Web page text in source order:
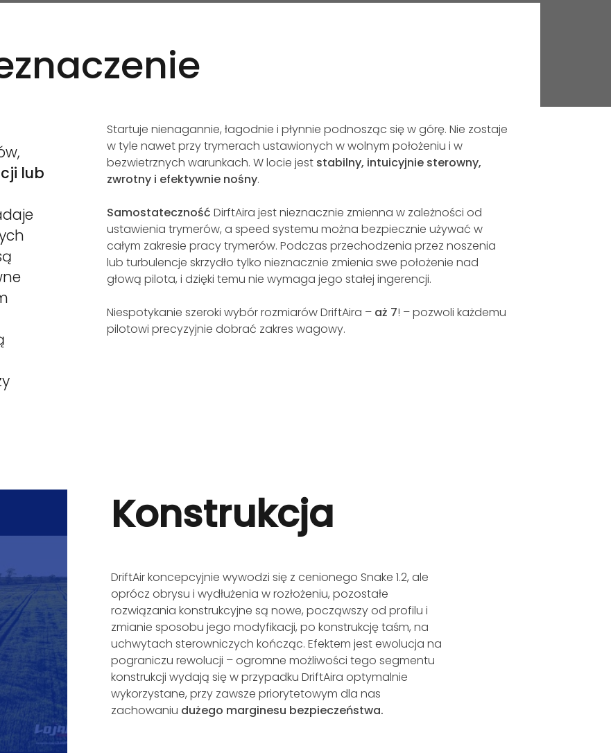
lub
Startuje nienagannie, łagodnie i płynnie podnosząc się w górę. Nie zostaje
w tyle nawet przy trymerach ustawionych w wolnym położeniu i w
bezwietrznych warunkach. W locie jest stabilny, intuicyjnie sterowny,
zwrotny i efektywnie nośny.
Samostateczność DirftAira jest nieznacznie zmienna w zależności od
ustawienia trymerów, a speed systemu można bezpiecznie używać w
całym zakresie pracy trymerów. Podczas przechodzenia przez noszenia
lub turbulencje skrzydło tylko nieznacznie zmienia swe położenie nad
głową pilota, i dzięki temu nie wymaga jego stałej ingerencji.
Niespotykanie szeroki wybór rozmiarów DriftAira – aż 7! – pozwoli każdemu
pilotowi precyzyjnie dobrać zakres wagowy.
Konstrukcja
DriftAir koncepcyjnie wywodzi się z cenionego Snake 1.2, ale
oprócz obrysu i wydłużenia w rozłożeniu, pozostałe
rozwiązania konstrukcyjne są nowe, począwszy od profilu i
zmianie sposobu jego modyfikacji, po konstrukcję taśm, na
uchwytach sterowniczych kończąc. Efektem jest ewolucja na
pograniczu rewolucji – ogromne możliwości tego segmentu
konstrukcji wydają się w przypadku DriftAira optymalnie
wykorzystane, przy zawsze priorytetowym dla nas
zachowaniu dużego marginesu bezpieczeństwa.